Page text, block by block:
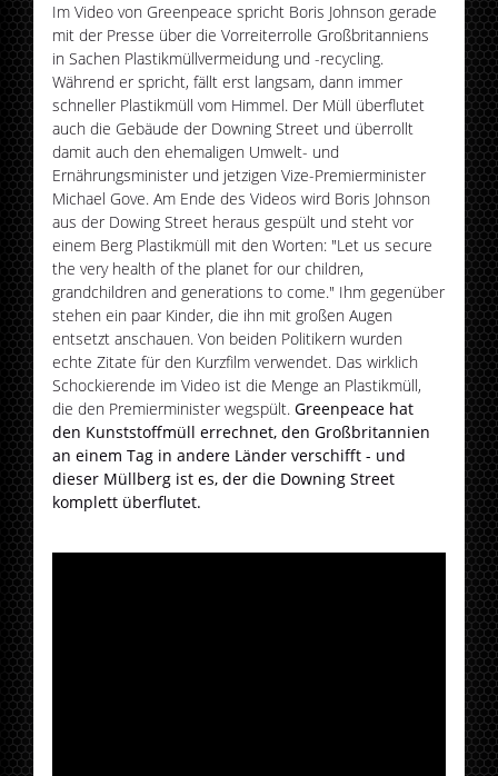
Im Video von Greenpeace spricht Boris Johnson gerade
mit der Presse über die Vorreiterrolle Großbritanniens
in Sachen Plastikmüllvermeidung und -recycling.
Während er spricht, fällt erst langsam, dann immer
schneller Plastikmüll vom Himmel. Der Müll überflutet
auch die Gebäude der Downing Street und überrollt
damit auch den ehemaligen Umwelt- und
Ernährungsminister und jetzigen Vize-Premierminister
Michael Gove. Am Ende des Videos wird Boris Johnson
aus der Dowing Street heraus gespült und steht vor
einem Berg Plastikmüll mit den Worten: "Let us secure
the very health of the planet for our children,
grandchildren and generations to come." Ihm gegenüber
stehen ein paar Kinder, die ihn mit großen Augen
entsetzt anschauen. Von beiden Politikern wurden
echte Zitate für den Kurzfilm verwendet. Das wirklich
Schockierende im Video ist die Menge an Plastikmüll,
die den Premierminister wegspült.Greenpeace hat
den Kunststoffmüll errechnet, den Großbritannien
an einem Tag in andere Länder verschifft - und
dieser Müllberg ist es, der die Downing Street
komplett überflutet.